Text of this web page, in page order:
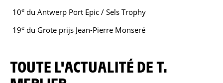
10e du Antwerp Port Epic / Sels Trophy
19e du Grote prijs Jean-Pierre Monseré
TOUTE L'ACTUALITÉ DE T.